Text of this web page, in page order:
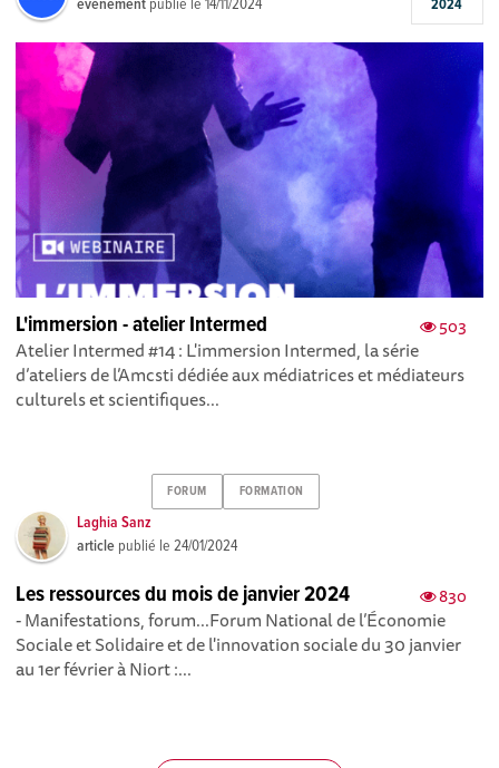
événement publié le14/11/2024 2024
503
L'immersion - atelier Intermed
Atelier Intermed #14 : L'immersion Intermed, la série
d’ateliers de l’Amcsti dédiée aux médiatrices et médiateurs
culturels et scientifiques...
FORUM FORMATION
Laghia Sanz
article publié le24/01/2024
830
Les ressources du mois de janvier 2024
- Manifestations, forum...Forum National de l’Économie
Sociale et Solidaire et de l'innovation sociale du 30 janvier
au 1er février à Niort :...